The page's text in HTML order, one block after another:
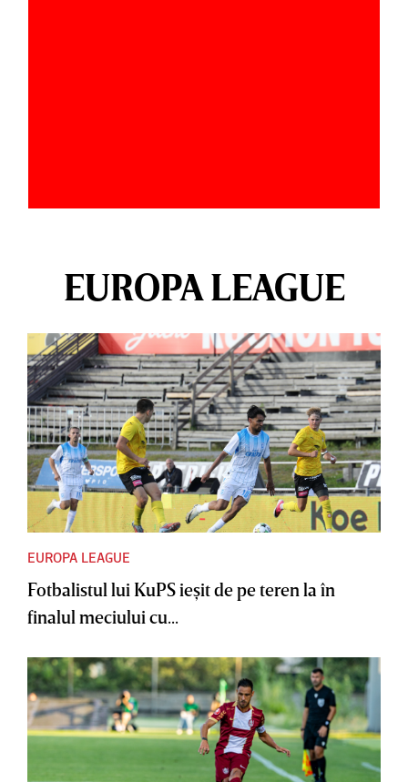
EUROPA LEAGUE
EUROPA LEAGUE
Fotbalistul lui KuPS ieşit de pe teren la în
finalul meciului cu...